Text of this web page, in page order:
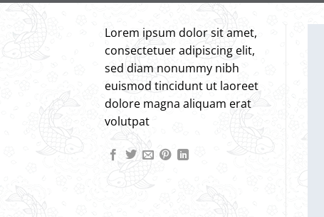
Lorem ipsum dolor sit amet,
consectetuer adipiscing elit,
sed diam nonummy nibh
euismod tincidunt ut laoreet
dolore magna aliquam erat
volutpat